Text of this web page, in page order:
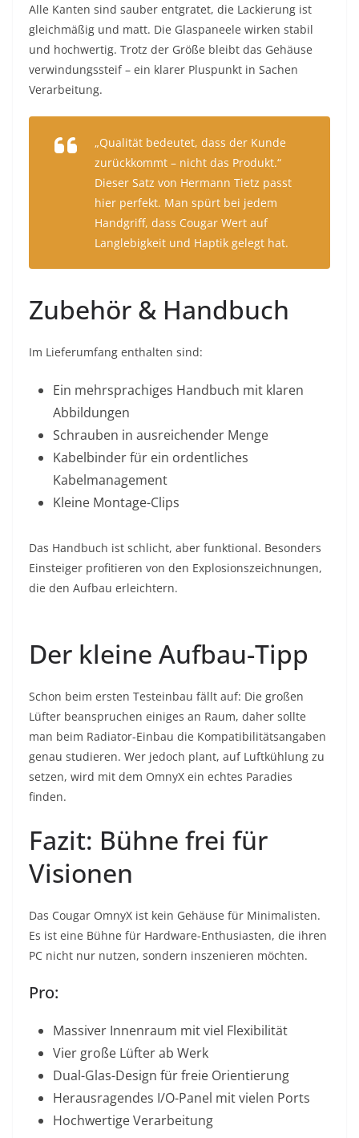
Alle Kanten sind sauber entgratet, die Lackierung ist
gleichmäßig und matt. Die Glaspaneele wirken stabil
und hochwertig. Trotz der Größe bleibt das Gehäuse
verwindungssteif – ein klarer Pluspunkt in Sachen
Verarbeitung.
„Qualität bedeutet, dass der Kunde
zurückkommt – nicht das Produkt.“
Dieser Satz von Hermann Tietz passt
hier perfekt. Man spürt bei jedem
Handgriff, dass Cougar Wert auf
Langlebigkeit und Haptik gelegt hat.
Zubehör & Handbuch
Im Lieferumfang enthalten sind:
Ein mehrsprachiges Handbuch mit klaren
Abbildungen
Schrauben in ausreichender Menge
Kabelbinder für ein ordentliches
Kabelmanagement
Kleine Montage-Clips
Das Handbuch ist schlicht, aber funktional. Besonders
Einsteiger profitieren von den Explosionszeichnungen,
die den Aufbau erleichtern.
Der kleine Aufbau-Tipp
Schon beim ersten Testeinbau fällt auf: Die großen
Lüfter beanspruchen einiges an Raum, daher sollte
man beim Radiator-Einbau die Kompatibilitätsangaben
genau studieren. Wer jedoch plant, auf Luftkühlung zu
setzen, wird mit dem OmnyX ein echtes Paradies
finden.
Fazit: Bühne frei für
Visionen
Das Cougar OmnyX ist kein Gehäuse für Minimalisten.
Es ist eine Bühne für Hardware-Enthusiasten, die ihren
PC nicht nur nutzen, sondern inszenieren möchten.
Pro:
Massiver Innenraum mit viel Flexibilität
Vier große Lüfter ab Werk
Dual-Glas-Design für freie Orientierung
Herausragendes I/O-Panel mit vielen Ports
Hochwertige Verarbeitung